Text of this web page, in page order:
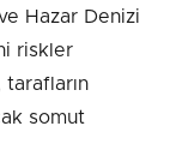
Hazar Denizi
riskler
somut